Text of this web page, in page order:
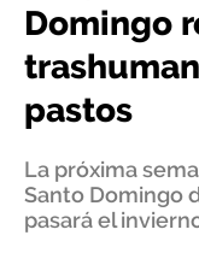
Domingo
pastos
La próxima
Santo Domingo
pasará el